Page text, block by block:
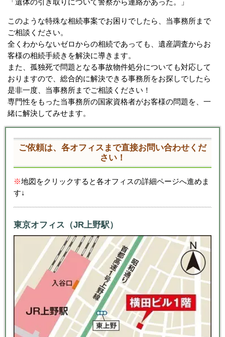
「遺体の引き取りについて警察から連絡があった。」
このような特殊な相続事案でお困りでしたら、当事務所まで
ご相談ください。
全くわからないゼロからの相続であっても、遺産調査からお
客様の相続手続きを解決に導きます。
また、孤独死で問題となる事故物件処分についても対応して
おりますので、総合的に解決できる事務所をお探しでしたら
是非一度、当事務所までご相談ください！
専門性をもった当事務所の国家資格者がお客様の問題を、一
緒に解決してみせます。
ご依頼は、各オフィスまで直接お問い合わせくだ
さい！
※地図をクリックすると各オフィスの詳細ページへ進めま
す↓
東京オフィス（JR上野駅）